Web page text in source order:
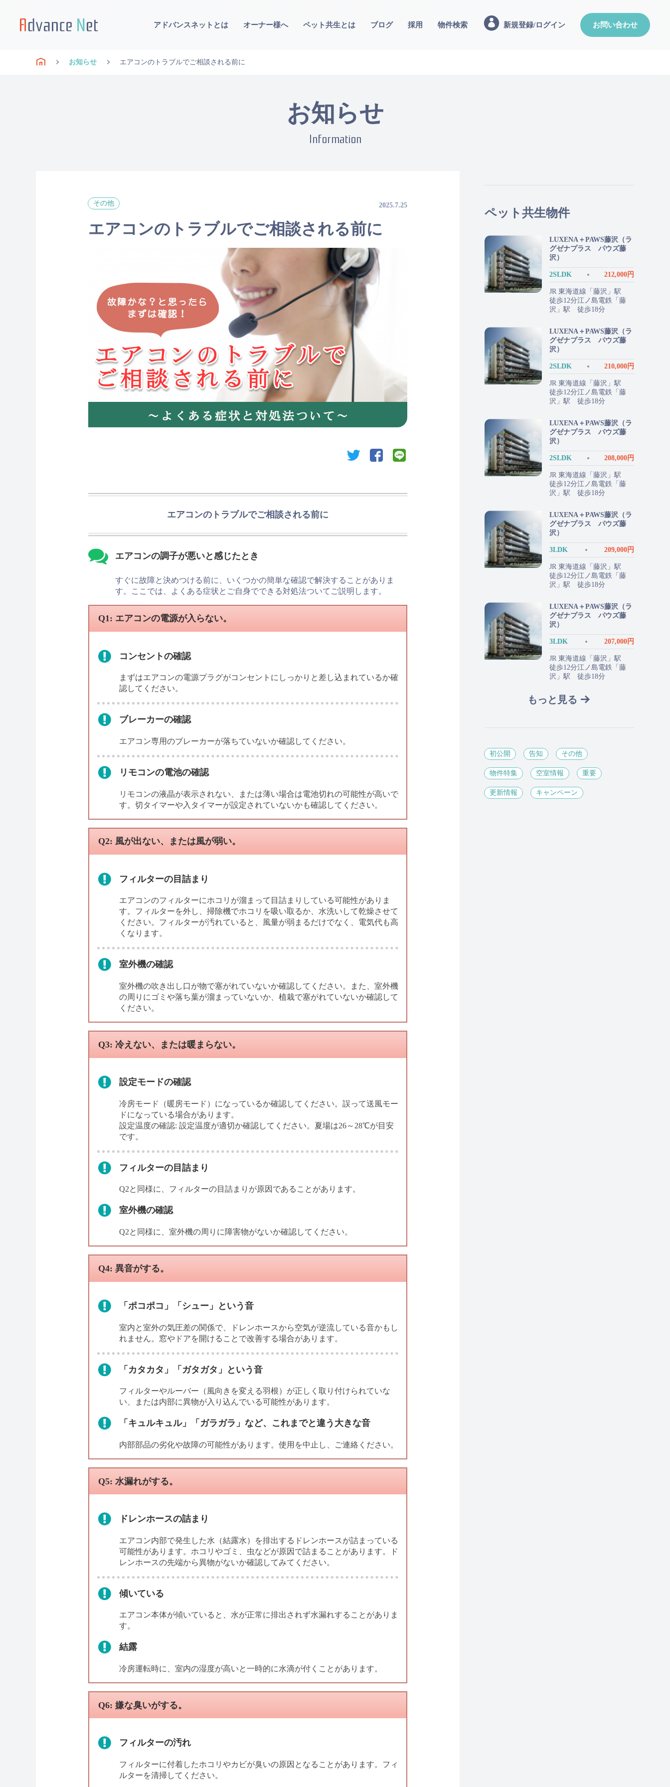
アドバンスネットとは オーナー様へ ペット共生とは ブログ 採用 物件検索 新規登録/ログイン お問い合わせ
お知らせ エアコンのトラブルでご相談される前に
お知らせ
Information
その他 2025.7.25
エアコンのトラブルでご相談される前に
twitter facebook
エアコンのトラブルでご相談される前に
エアコンの調子が悪いと感じたとき
すぐに故障と決めつける前に、いくつかの簡単な確認で解決することがありま
す。ここでは、よくある症状とご自身でできる対処法ついてご説明します。
Q1: エアコンの電源が入らない。
コンセントの確認
まずはエアコンの電源プラグがコンセントにしっかりと差し込まれているか確
認してください。
ブレーカーの確認
エアコン専用のブレーカーが落ちていないか確認してください。
リモコンの電池の確認
リモコンの液晶が表示されない、または薄い場合は電池切れの可能性が高いで
す。切タイマーや入タイマーが設定されていないかも確認してください。
Q2: 風が出ない、または風が弱い。
フィルターの目詰まり
エアコンのフィルターにホコリが溜まって目詰まりしている可能性がありま
す。フィルターを外し、掃除機でホコリを吸い取るか、水洗いして乾燥させて
ください。フィルターが汚れていると、風量が弱まるだけでなく、電気代も高
くなります。
室外機の確認
室外機の吹き出し口が物で塞がれていないか確認してください。また、室外機
の周りにゴミや落ち葉が溜まっていないか、植栽で塞がれていないか確認して
ください。
Q3: 冷えない、または暖まらない。
設定モードの確認
冷房モード（暖房モード）になっているか確認してください。誤って送風モー
ドになっている場合があります。
設定温度の確認: 設定温度が適切か確認してください。夏場は26～28℃が目安
です。
フィルターの目詰まり
Q2と同様に、フィルターの目詰まりが原因であることがあります。
室外機の確認
Q2と同様に、室外機の周りに障害物がないか確認してください。
Q4: 異音がする。
「ポコポコ」「シュー」という音
室内と室外の気圧差の関係で、ドレンホースから空気が逆流している音かもし
れません。窓やドアを開けることで改善する場合があります。
「カタカタ」「ガタガタ」という音
フィルターやルーバー（風向きを変える羽根）が正しく取り付けられていな
い、または内部に異物が入り込んでいる可能性があります。
「キュルキュル」「ガラガラ」など、これまでと違う大きな音
内部部品の劣化や故障の可能性があります。使用を中止し、ご連絡ください。
Q5: 水漏れがする。
ドレンホースの詰まり
エアコン内部で発生した水（結露水）を排出するドレンホースが詰まっている
可能性があります。ホコリやゴミ、虫などが原因で詰まることがあります。ド
レンホースの先端から異物がないか確認してみてください。
傾いている
エアコン本体が傾いていると、水が正常に排出されず水漏れすることがありま
す。
結露
冷房運転時に、室内の湿度が高いと一時的に水滴が付くことがあります。
Q6: 嫌な臭いがする。
フィルターの汚れ
フィルターに付着したホコリやカビが臭いの原因となることがあります。フィ
ルターを清掃してください。
ペット共生物件
LUXENA＋PAWS藤沢（ラ
グゼナプラス パウズ藤
沢）
2SLDK 212,000円
JR 東海道線「藤沢」駅
徒歩12分江ノ島電鉄「藤
沢」駅 徒歩18分
LUXENA＋PAWS藤沢（ラ
グゼナプラス パウズ藤
沢）
2SLDK 210,000円
JR 東海道線「藤沢」駅
徒歩12分江ノ島電鉄「藤
沢」駅 徒歩18分
LUXENA＋PAWS藤沢（ラ
グゼナプラス パウズ藤
沢）
2SLDK 208,000円
JR 東海道線「藤沢」駅
徒歩12分江ノ島電鉄「藤
沢」駅 徒歩18分
LUXENA＋PAWS藤沢（ラ
グゼナプラス パウズ藤
沢）
3LDK 209,000円
JR 東海道線「藤沢」駅
徒歩12分江ノ島電鉄「藤
沢」駅 徒歩18分
LUXENA＋PAWS藤沢（ラ
グゼナプラス パウズ藤
沢）
3LDK 207,000円
JR 東海道線「藤沢」駅
徒歩12分江ノ島電鉄「藤
沢」駅 徒歩18分
もっと見る
初公開 告知 その他
物件特集 空室情報 重要
更新情報 キャンペーン